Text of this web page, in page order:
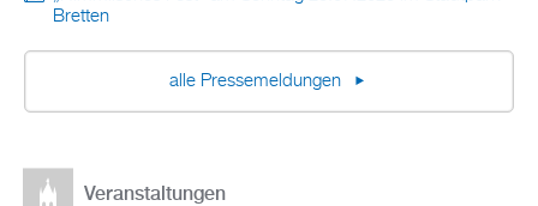
Bretten
alle Pressemeldungen
Veranstaltungen